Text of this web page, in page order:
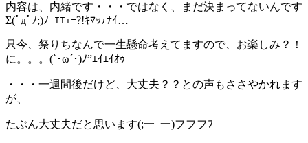
内容は、内緒です・・・ではなく、まだ決まってないんです
Σ(ﾟдﾟﾉ;)ﾉ ｴｴｪｰ?!ｷﾏｯﾃﾅｲ…
只今、祭りちなんで一生懸命考えてますので、お楽しみ？！
に。。。(`･ω´･)ﾉ”ｴｲｴｲｵｩｰ
・・・一週間後だけど、大丈夫？？との声もささやかれます
が、
たぶん大丈夫だと思います(;一_一)フフフﾌ